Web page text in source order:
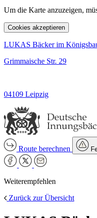
Um die Karte anzuzeigen,
Cookies akzeptieren
LUKAS Bäcker im
Grimmaische Str. 29
04109 Leipzig
Route berechnen
Weiterempfehlen
Zurück zur Übersicht